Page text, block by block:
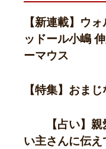
【新連載】ウ
ッドール小嶋
ーマウス
【特集】おま
【占い】親
い主さんに伝え